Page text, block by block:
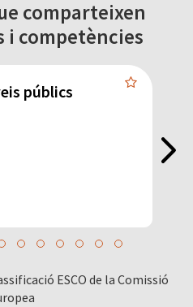
comparteixen
i competències
públics
ESCO de la Comissió